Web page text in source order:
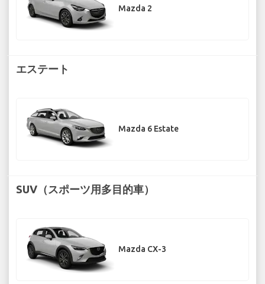
Mazda 2
エステート
Mazda 6 Estate
SUV（スポーツ用多目的車）
Mazda CX-3